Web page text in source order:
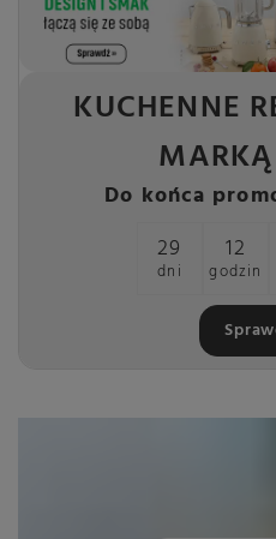
KUCHENNE
Do końca
29
dni
12
godzin